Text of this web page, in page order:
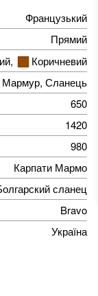
Французький
Прямий
,
Коричневий
Мармур, Сланець
650
1420
980
Карпати Мармо
сланец
Bravo
Україна